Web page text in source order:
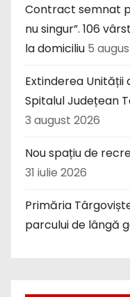
Contract semnat
nu singur”. 106
la domiciliu 5
Extinderea Unității
Spitalul Județean
3 august 2026
Nou spațiu de
31 iulie 2026
Primăria
parcului de lângă